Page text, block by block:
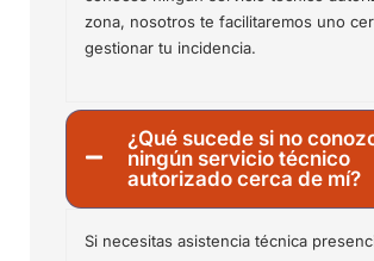
zona, nosotros te facilitaremos uno
gestionar tu incidencia.
¿Qué sucede si no
ningún servicio técnico
autorizado cerca de mí?
Si necesitas asistencia técnica